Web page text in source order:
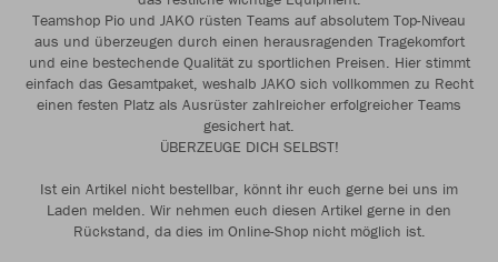
Teamshop Pio und JAKO rüsten Teams auf absolutem Top-Niveau
aus und überzeugen durch einen herausragenden Tragekomfort
und eine bestechende Qualität zu sportlichen Preisen. Hier stimmt
einfach das Gesamtpaket, weshalb JAKO sich vollkommen zu Recht
einen festen Platz als Ausrüster zahlreicher erfolgreicher Teams
gesichert hat.
ÜBERZEUGE DICH SELBST!
Ist ein Artikel nicht bestellbar, könnt ihr euch gerne bei uns im
Laden melden. Wir nehmen euch diesen Artikel gerne in den
Rückstand, da dies im Online-Shop nicht möglich ist.